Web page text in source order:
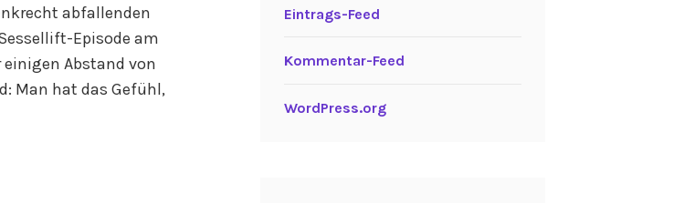
abfallenden
Episode am
Abstand von
Man hat das Gefühl,
Eintrags-Feed
Kommentar-Feed
WordPress.org